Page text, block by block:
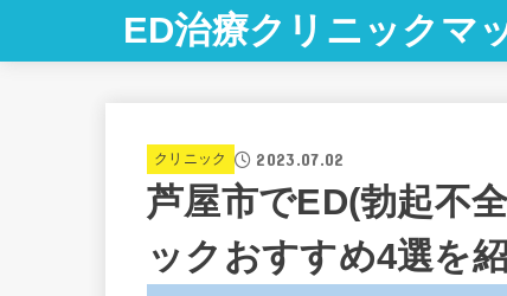
ED治療クリニックマ
クリニック 2023.07.02
芦屋市でED(勃起不
ックおすすめ4選を